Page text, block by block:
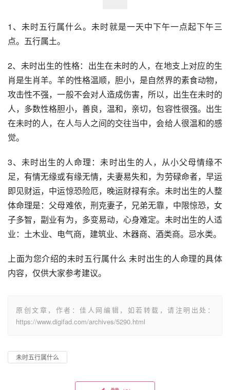
1、未时五行属什么。未时就是一天中下午一点起下午三
点。五行属土。
2、未时出生的性格：出生在未时的人，在地支上对应的生
肖是生肖羊。羊的性格温顺，胆小，是自然界的素食动物，
攻击性不强，一般不会对人造成伤害，所以，出生在未时的
人，多数性格胆小，善良，温和，亲切，包容性很强。出生
在未时的人，在人与人之间的交往当中，会给人很温和的感
觉。
3、未时出生的人命理：未时出生的人，从小父母情缘不
足，有情无缘或有缘无情，夫妻易失和，为劳碌命者，早运
即见财运，中运惊恐险厄，晚运财禄有余。未时出生的人整
体命理是：父母难依，刑克妻子，兄弟无靠，中限惊恐，女
子多智，副业有为，多变易动，心身难定。未时出生的人适
业：土木业、电气商，建筑业、木器商、酒类商。忌水类。
上面为您介绍的未时五行属什么 未时出生的人命理的具体
内容，仅供大家参考建议。
原创文章，作者：佳人网编辑，如若转载，请注明出处：
https://www.digifad.com/archives/5290.html
未时五行属什么